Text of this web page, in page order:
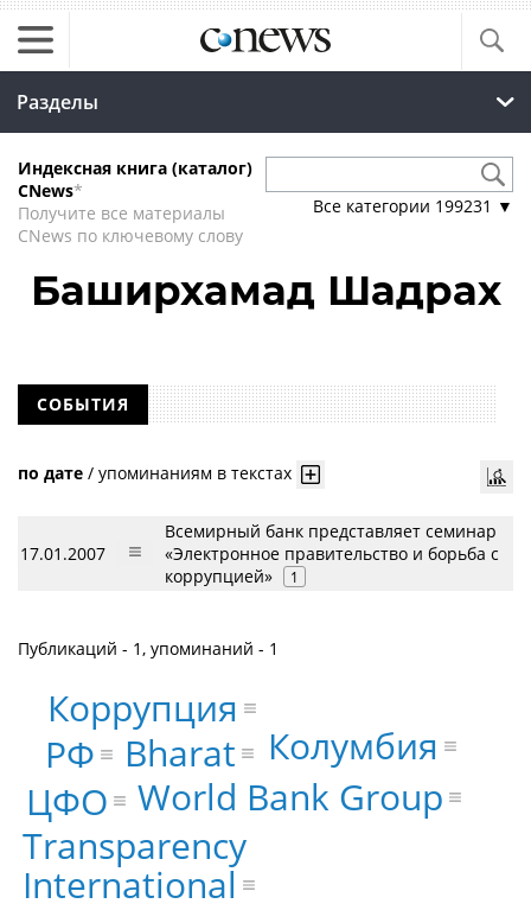
Разделы
Индексная книга (каталог)
CNews*
Получите все материалы
CNews по ключевому слову
Все категории 199231 ▼
Баширхамад Шадрах
СОБЫТИЯ
по дате / упоминаниям в текстах
17.01.2007
Всемирный банк представляет семинар
«Электронное правительство и борьба с
коррупцией»
1
Публикаций - 1, упоминаний - 1
Transparency
International
World Bank Group
Колумбия
Bharat
ЦФО
РФ
Коррупция